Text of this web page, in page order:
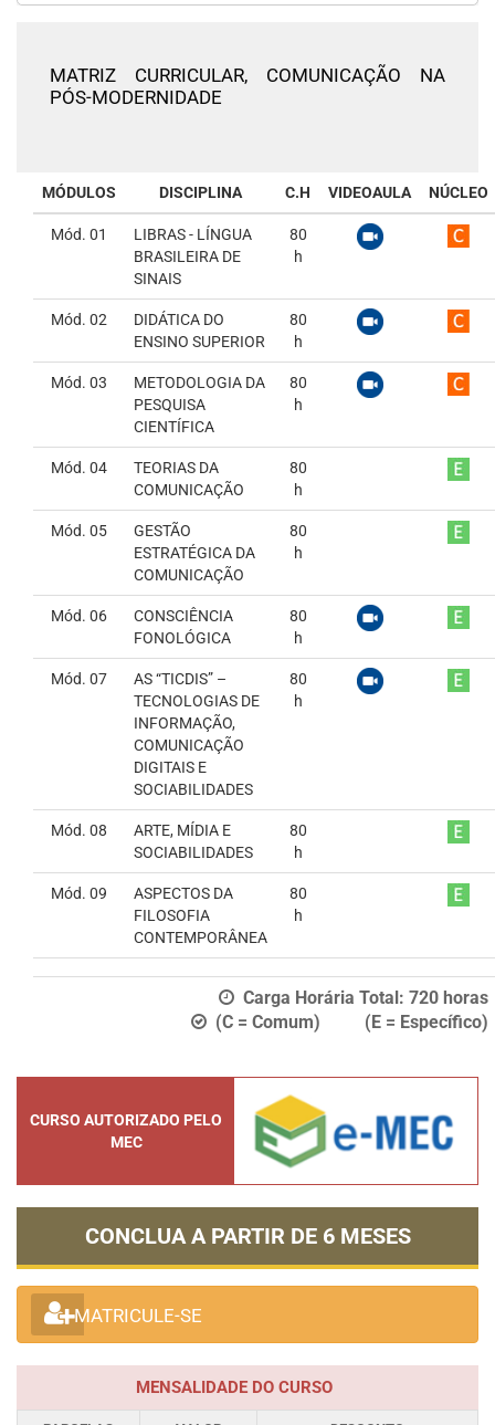
MATRIZ CURRICULAR, COMUNICAÇÃO NA
PÓS-MODERNIDADE
MÓDULOS DISCIPLINA C.H VIDEOAULA NÚCLEO
Mód. 01
LIBRAS - LÍNGUA
BRASILEIRA DE
SINAIS
80
h
Mód. 02
DIDÁTICA DO
ENSINO SUPERIOR
80
h
Mód. 03
METODOLOGIA DA
PESQUISA
CIENTÍFICA
80
h
Mód. 04
TEORIAS DA
COMUNICAÇÃO
80
h
Mód. 05
GESTÃO
ESTRATÉGICA DA
COMUNICAÇÃO
80
h
Mód. 06
CONSCIÊNCIA
FONOLÓGICA
80
h
Mód. 07
AS “TICDIS” –
TECNOLOGIAS DE
INFORMAÇÃO,
COMUNICAÇÃO
DIGITAIS E
SOCIABILIDADES
80
h
Mód. 08
ARTE, MÍDIA E
SOCIABILIDADES
80
h
Mód. 09
ASPECTOS DA
FILOSOFIA
CONTEMPORÂNEA
80
h
Carga Horária Total: 720 horas
(C = Comum) (E = Específico)
CURSO AUTORIZADO PELO
MEC
CONCLUA A PARTIR DE 6 MESES
MATRICULE-SE
MENSALIDADE DO CURSO